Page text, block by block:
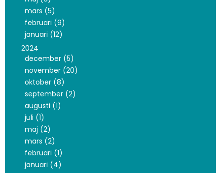
mars (5)
februari (9)
januari (12)
2024
december (5)
november (20)
oktober (8)
september (2)
augusti (1)
juli (1)
maj (2)
mars (2)
februari (1)
januari (4)